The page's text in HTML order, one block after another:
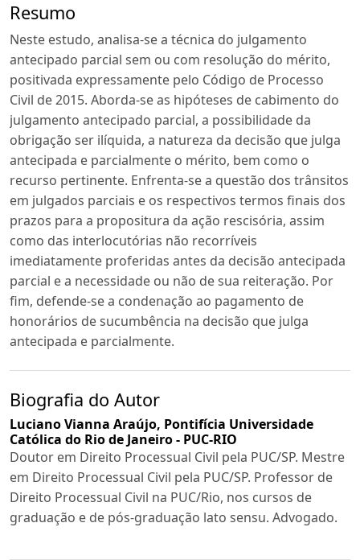
Resumo
Neste estudo, analisa-se a técnica do julgamento
antecipado parcial sem ou com resolução do mérito,
positivada expressamente pelo Código de Processo
Civil de 2015. Aborda-se as hipóteses de cabimento do
julgamento antecipado parcial, a possibilidade da
obrigação ser ilíquida, a natureza da decisão que julga
antecipada e parcialmente o mérito, bem como o
recurso pertinente. Enfrenta-se a questão dos trânsitos
em julgados parciais e os respectivos termos finais dos
prazos para a propositura da ação rescisória, assim
como das interlocutórias não recorríveis
imediatamente proferidas antes da decisão antecipada
parcial e a necessidade ou não de sua reiteração. Por
fim, defende-se a condenação ao pagamento de
honorários de sucumbência na decisão que julga
antecipada e parcialmente.
Biografia do Autor
Luciano Vianna Araújo, Pontifícia Universidade
Católica do Rio de Janeiro - PUC-RIO
Doutor em Direito Processual Civil pela PUC/SP. Mestre
em Direito Processual Civil pela PUC/SP. Professor de
Direito Processual Civil na PUC/Rio, nos cursos de
graduação e de pós-graduação lato sensu. Advogado.